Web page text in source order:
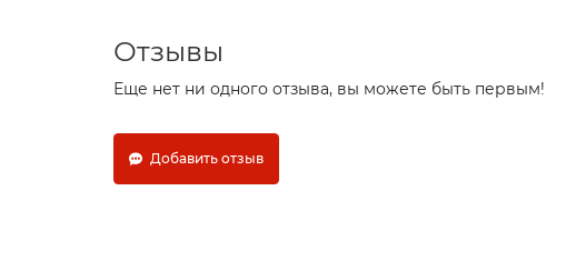
Отзывы
Еще нет ни одного отзыва, вы можете быть первым!
Добавить отзыв